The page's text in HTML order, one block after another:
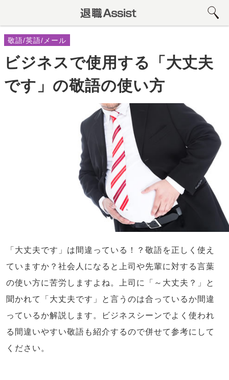
敬語/英語/メール
ビジネスで使用する「大丈夫
です」の敬語の使い方
「大丈夫です」は間違っている！？敬語を正しく使え
ていますか？社会人になると上司や先輩に対する言葉
の使い方に苦労しますよね。上司に「～大丈夫？」と
聞かれて「大丈夫です」と言うのは合っているか間違
っているか解説します。ビジネスシーンでよく使われ
る間違いやすい敬語も紹介するので併せて参考にして
ください。